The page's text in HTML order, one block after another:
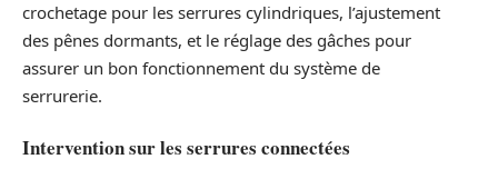
crochetage pour les serrures cylindriques, l’ajustement
des pênes dormants, et le réglage des gâches pour
assurer un bon fonctionnement du système de
serrurerie.
Intervention sur les serrures connectées